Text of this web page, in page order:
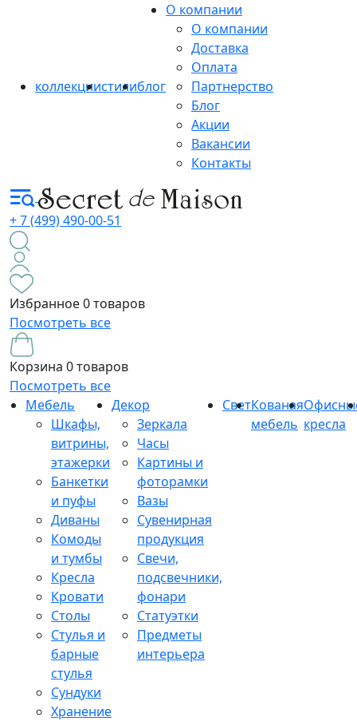
коллекциистилиблог
О компании
О компании
Доставка
Оплата
Партнерство
Блог
Акции
Вакансии
Контакты
+ 7 (499) 490-00-51
Избранное0 товаров
Посмотреть все
Корзина 0 товаров
Посмотреть все
Мебель
Шкафы,
витрины,
этажерки
Банкетки
и пуфы
Диваны
Комоды
и тумбы
Кресла
Кровати
Столы
Стулья и
барные
стулья
Сундуки
Хранение
Декор
Зеркала
Часы
Картины и
фоторамки
Вазы
Сувенирная
продукция
Свечи,
подсвечники,
фонари
Статуэтки
Предметы
интерьера
СветКованая
мебель кресла